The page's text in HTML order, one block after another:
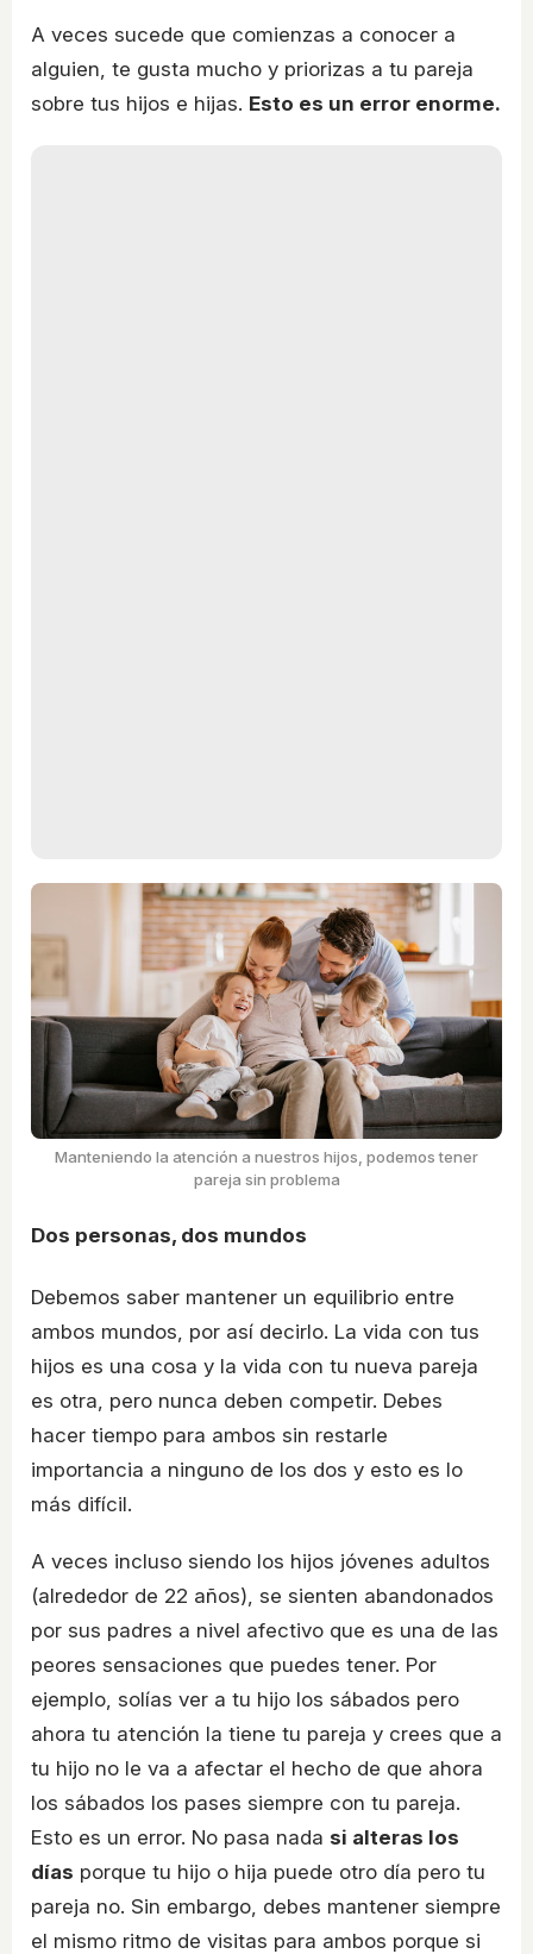
A veces sucede que comienzas a conocer a
alguien, te gusta mucho y priorizas a tu pareja
sobre tus hijos e hijas. Esto es un error enorme.
Manteniendo la atención a nuestros hijos, podemos tener
pareja sin problema
Dos personas, dos mundos
Debemos saber mantener un equilibrio entre
ambos mundos, por así decirlo. La vida con tus
hijos es una cosa y la vida con tu nueva pareja
es otra, pero nunca deben competir. Debes
hacer tiempo para ambos sin restarle
importancia a ninguno de los dos y esto es lo
más difícil.
A veces incluso siendo los hijos jóvenes adultos
(alrededor de 22 años), se sienten abandonados
por sus padres a nivel afectivo que es una de las
peores sensaciones que puedes tener. Por
ejemplo, solías ver a tu hijo los sábados pero
ahora tu atención la tiene tu pareja y crees que a
tu hijo no le va a afectar el hecho de que ahora
los sábados los pases siempre con tu pareja.
Esto es un error. No pasa nada si alteras los
días porque tu hijo o hija puede otro día pero tu
pareja no. Sin embargo, debes mantener siempre
el mismo ritmo de visitas para ambos porque si